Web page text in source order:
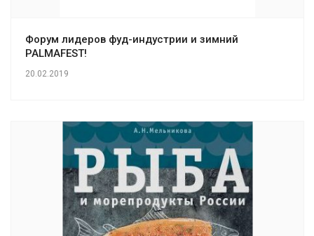
Форум лидеров фуд-индустрии и зимний
PALMAFEST!
20.02.2019